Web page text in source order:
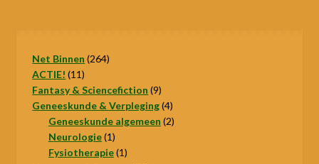
Net Binnen 264264
ACTIE! 1111
producten
Fantasy & Sciencefiction 99
producten
Geneeskunde & Verpleging 44
producten
Geneeskunde algemeen 22
Neurologie 11
product
Fysiotherapie 11